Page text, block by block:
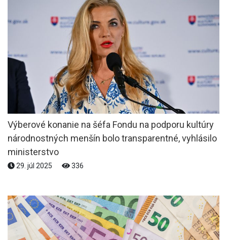
Výberové konanie na šéfa Fondu na podporu kultúry
národnostných menšín bolo transparentné, vyhlásilo
ministerstvo
29. júl 2025 336